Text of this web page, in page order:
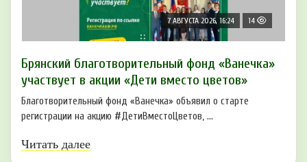
7 АВГУСТА 2026, 16:24 14
Брянский благотворительный фонд «Ванечка»
участвует в акции «Дети вместо цветов»
Благотворительный фонд «Ванечка» объявил о старте
регистрации на акцию #ДетиВместоЦветов, ...
Читать далее